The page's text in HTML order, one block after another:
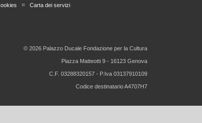
Carta dei servizi
© 2026 Palazzo Ducale Fondazione per la Cultura
Piazza Matteotti 9 - 16123 Genova
C.F. 03288320157 - P.Iva 03137910109
Codice destinatario A4707H7